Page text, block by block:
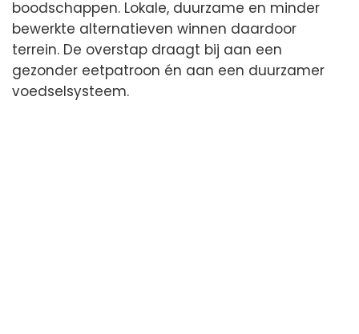
boodschappen. Lokale, duurzame en minder
bewerkte alternatieven winnen daardoor
terrein. De overstap draagt bij aan een
gezonder eetpatroon én aan een duurzamer
voedselsysteem.